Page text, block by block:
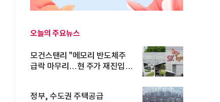
오늘의 주요뉴스
모건스탠리 "메모리 반도체주
급락 마무리…현 주가 재진입
정부, 수도권 주택공급